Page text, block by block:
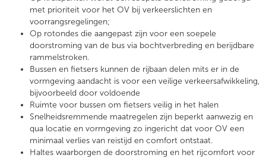
met prioriteit voor het OV bij verkeerslichten en
voorrangsregelingen;
Op rotondes die aangepast zijn voor een soepele
doorstroming van de bus via bochtverbreding en berijdbare
rammelstroken.
Bussen en fietsers kunnen de rijbaan delen mits er in de
vormgeving aandacht is voor een veilige verkeersafwikkeling,
bijvoorbeeld door voldoende
Ruimte voor bussen om fietsers veilig in het halen
Snelheidsremmende maatregelen zijn beperkt aanwezig en
qua locatie en vormgeving zo ingericht dat voor OV een
minimaal verlies van reistijd en comfort ontstaat.
Haltes waarborgen de doorstroming en het rijcomfort voor